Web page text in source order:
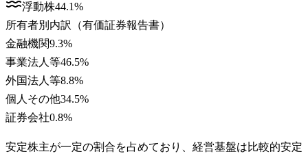
浮動株44.1%
所有者別内訳（有価証券報告書）
金融機関9.3%
事業法人等46.5%
外国法人等8.8%
個人その他34.5%
証券会社0.8%
安定株主が一定の割合を占めており、経営基盤は比較的安定